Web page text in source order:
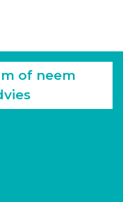
of neem